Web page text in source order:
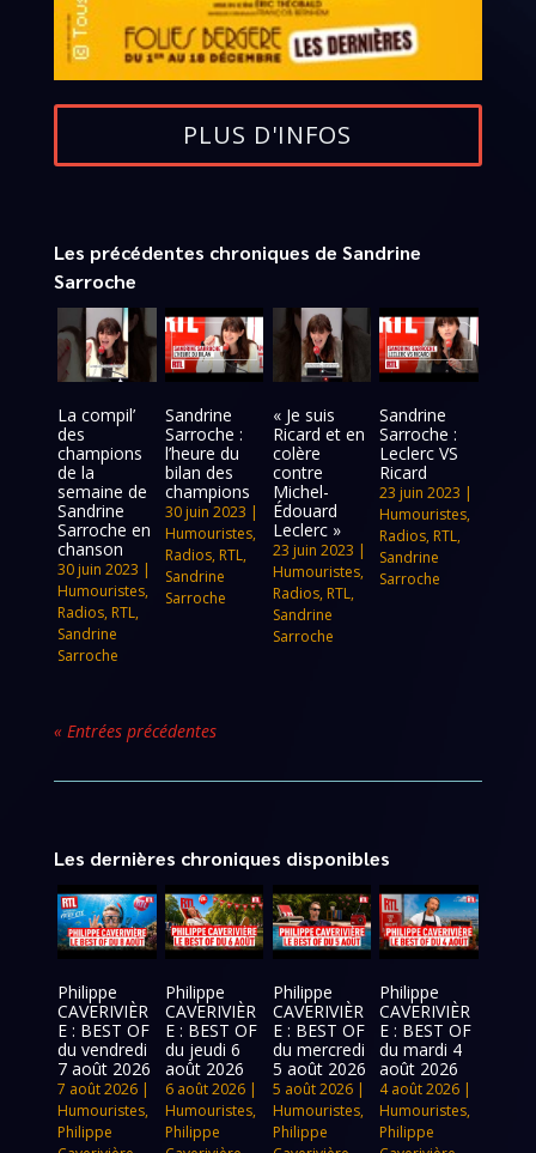
PLUS D'INFOS
Les précédentes chroniques de Sandrine
Sarroche
La compil’
des
champions
de la
semaine de
Sandrine
Sarroche en
chanson
30 juin 2023 |
Humouristes,
Radios, RTL,
Sandrine
Sarroche
Sandrine
Sarroche :
l’heure du
bilan des
champions
30 juin 2023 |
Humouristes,
Radios, RTL,
Sandrine
Sarroche
« Je suis
Ricard et en
colère
contre
Michel-
Édouard
Leclerc »
23 juin 2023 |
Humouristes,
Radios, RTL,
Sandrine
Sarroche
Sandrine
Sarroche :
Leclerc VS
Ricard
23 juin 2023 |
Humouristes,
Radios, RTL,
Sandrine
Sarroche
« Entrées précédentes
Les dernières chroniques disponibles
Philippe
CAVERIVIÈR
E : BEST OF
du vendredi
7 août 2026
7 août 2026 |
Humouristes,
Philippe
Philippe
CAVERIVIÈR
E : BEST OF
du jeudi 6
août 2026
6 août 2026|
Humouristes,
Philippe
Philippe
CAVERIVIÈR
E : BEST OF
du mercredi
5 août 2026
5 août 2026|
Humouristes,
Philippe
Philippe
CAVERIVIÈR
E : BEST OF
du mardi 4
août 2026
4 août 2026 |
Humouristes,
Philippe